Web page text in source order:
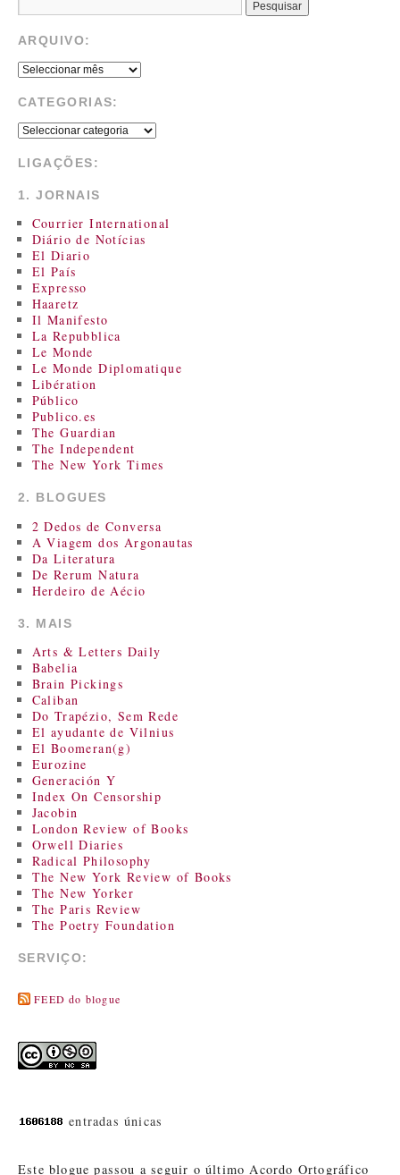
ARQUIVO:
CATEGORIAS:
LIGAÇÕES:
1. JORNAIS
Courrier International
Diário de Notícias
El Diario
El País
Expresso
Haaretz
Il Manifesto
La Repubblica
Le Monde
Le Monde Diplomatique
Libération
Público
Publico.es
The Guardian
The Independent
The New York Times
2. BLOGUES
2 Dedos de Conversa
A Viagem dos Argonautas
Da Literatura
De Rerum Natura
Herdeiro de Aécio
3. MAIS
Arts & Letters Daily
Babelia
Brain Pickings
Caliban
Do Trapézio, Sem Rede
El ayudante de Vilnius
El Boomeran(g)
Eurozine
Generación Y
Index On Censorship
Jacobin
London Review of Books
Orwell Diaries
Radical Philosophy
The New York Review of Books
The New Yorker
The Paris Review
The Poetry Foundation
SERVIÇO:
FEED do blogue
entradas únicas
Este blogue passou a seguir o último Acordo Ortográfico